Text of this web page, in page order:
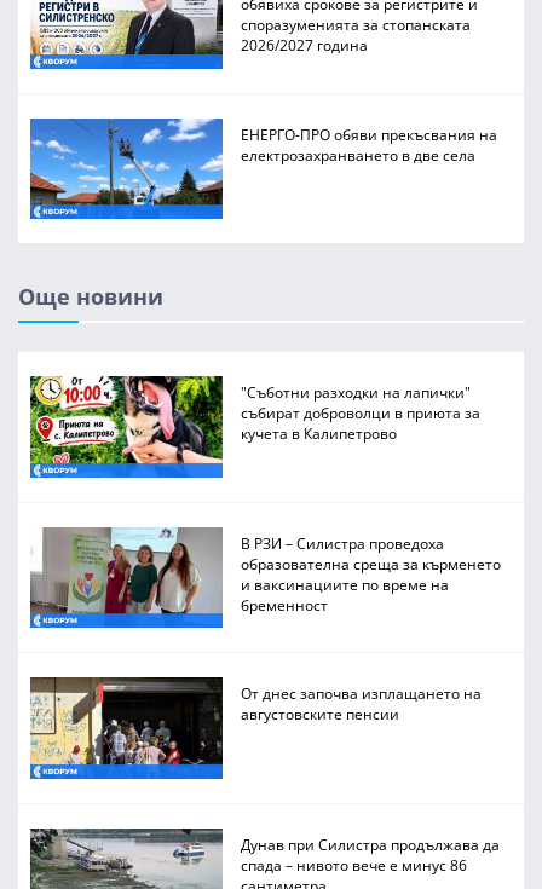
споразуменията за стопанската
2026/2027 година
ЕНЕРГО-ПРО обяви прекъсвания на
електрозахранването в две села
Още новини
"Съботни разходки на лапички"
събират доброволци в приюта за
кучета в Калипетрово
В РЗИ – Силистра проведоха
образователна среща за кърменето
и ваксинациите по време на
бременност
От днес започва изплащането на
августовските пенсии
Дунав при Силистра продължава да
спада – нивото вече е минус 86